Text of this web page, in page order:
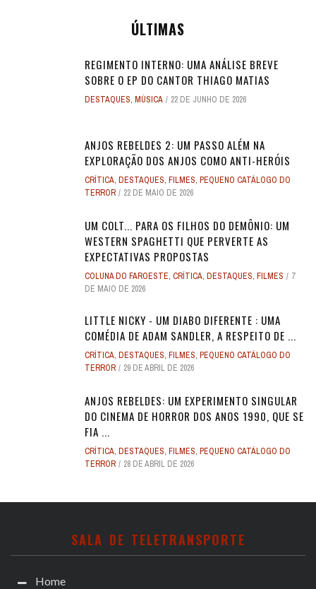
ÚLTIMAS
REGIMENTO INTERNO: UMA ANÁLISE BREVE
SOBRE O EP DO CANTOR THIAGO MATIAS
DESTAQUES, MÚSICA 22 DE JUNHO DE 2026
ANJOS REBELDES 2: UM PASSO ALÉM NA
EXPLORAÇÃO DOS ANJOS COMO ANTI-HERÓIS
CRÍTICA, DESTAQUES, FILMES, PEQUENO CATÁLOGO DO
TERROR
22 DE MAIO DE 2026
UM COLT... PARA OS FILHOS DO DEMÔNIO: UM
WESTERN SPAGHETTI QUE PERVERTE AS
EXPECTATIVAS PROPOSTAS
COLUNA DO FAROESTE, CRÍTICA, DESTAQUES, FILMES
7
DE MAIO DE 2026
LITTLE NICKY - UM DIABO DIFERENTE : UMA
COMÉDIA DE ADAM SANDLER, A RESPEITO DE ...
CRÍTICA, DESTAQUES, FILMES, PEQUENO CATÁLOGO DO
TERROR
29 DE ABRIL DE 2026
ANJOS REBELDES: UM EXPERIMENTO SINGULAR
DO CINEMA DE HORROR DOS ANOS 1990, QUE SE
FIA ...
CRÍTICA, DESTAQUES, FILMES, PEQUENO CATÁLOGO DO
TERROR
28 DE ABRIL DE 2026
SALA DE TELETRANSPORTE
Home